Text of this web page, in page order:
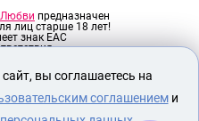
предназначен
лиц старше 18 лет!
знак EAC
вы соглашаетесь на
соглашениеми